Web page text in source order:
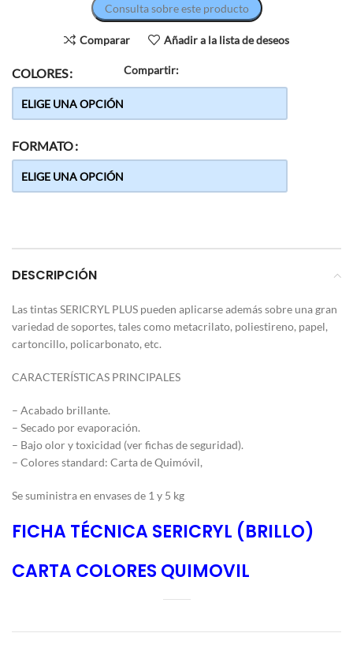
Consulta sobre este producto
Comparar Añadir a la lista de deseos
Compartir:
COLORES
FORMATO
DESCRIPCIÓN
Las tintas SERICRYL PLUS pueden aplicarse además sobre una gran
variedad de soportes, tales como metacrilato, poliestireno, papel,
cartoncillo, policarbonato, etc.
CARACTERÍSTICAS PRINCIPALES
– Acabado brillante.
– Secado por evaporación.
– Bajo olor y toxicidad (ver fichas de seguridad).
– Colores standard: Carta de Quimóvil,
Se suministra en envases de 1 y 5 kg
FICHA TÉCNICA SERICRYL (BRILLO)
CARTA COLORES QUIMOVIL